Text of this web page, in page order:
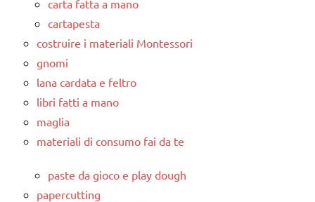
carta fatta a mano
cartapesta
costruire i materiali Montessori
gnomi
lana cardata e feltro
libri fatti a mano
maglia
materiali di consumo fai da te
paste da gioco e play dough
papercutting